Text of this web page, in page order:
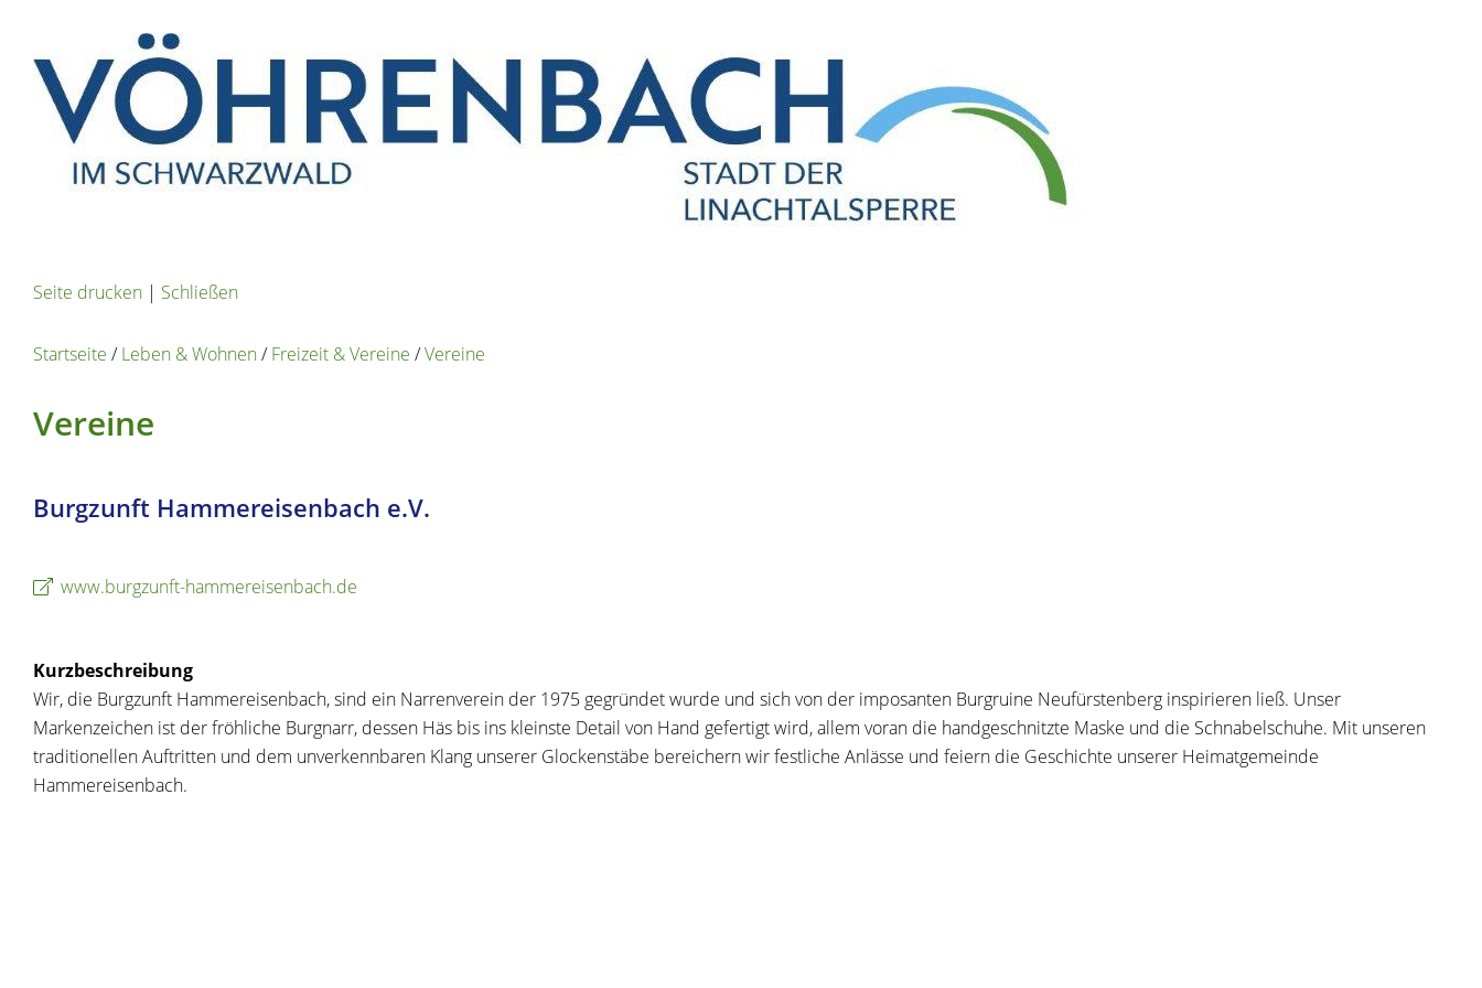
Seite drucken | Schließen
Startseite /Leben & Wohnen/Freizeit & Vereine /Vereine
Vereine
Burgzunft Hammereisenbach e.V.
www.burgzunft-hammereisenbach.de
Kurzbeschreibung
Wir, die Burgzunft Hammereisenbach, sind ein Narrenverein der 1975 gegründet wurde und sich von der imposanten Burgruine Neufürstenberg inspirieren ließ. Unser
Markenzeichen ist der fröhliche Burgnarr, dessen Häs bis ins kleinste Detail von Hand gefertigt wird, allem voran die handgeschnitzte Maske und die Schnabelschuhe. Mit unseren
traditionellen Auftritten und dem unverkennbaren Klang unserer Glockenstäbe bereichern wir festliche Anlässe und feiern die Geschichte unserer Heimatgemeinde
Hammereisenbach.